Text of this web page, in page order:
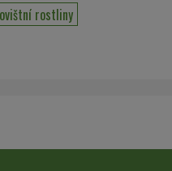
rostliny